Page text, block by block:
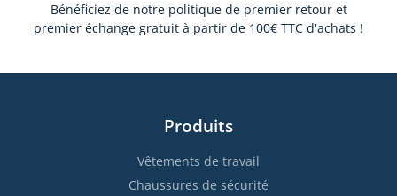
Bénéficiez de notre politique de premier retour et
premier échange gratuit à partir de 100€ TTC d'achats !
Produits
Vêtements de travail
Chaussures de sécurité